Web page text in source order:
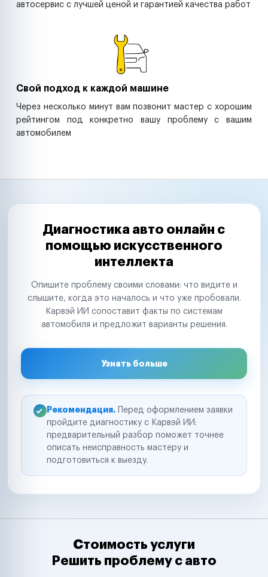
автосервис с лучшей ценой и гарантией качества работ
Свой подход к каждой машине
Через несколько минут вам позвонит мастер с хорошим
рейтингом под конкретно вашу проблему с вашим
автомобилем
Диагностика авто онлайн с
помощью искусственного
интеллекта
Опишите проблему своими словами: что видите и
слышите, когда это началось и что уже пробовали.
Карвэй ИИ сопоставит факты по системам
автомобиля и предложит варианты решения.
Узнать больше
Рекомендация. Перед оформлением заявки
пройдите диагностику с Карвэй ИИ:
предварительный разбор поможет точнее
описать неисправность мастеру и
подготовиться к выезду.
Стоимость услуги
Решить проблему с авто